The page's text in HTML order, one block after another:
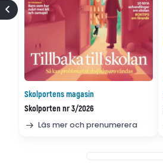
Skolportens magasin
Skolporten nr 3/2026
Läs mer och prenumerera